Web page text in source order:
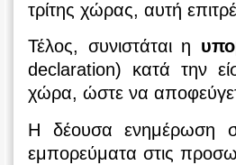
τρίτης χώρας, αυτή
Τέλος, συνιστάται η
declaration) κατά την
χώρα, ώστε να
Η δέουσα ενημέρωση
εμπορεύματα στις